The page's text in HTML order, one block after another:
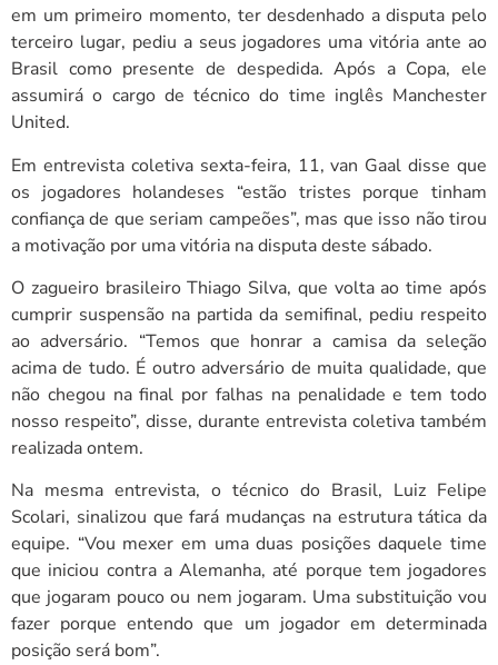
em um primeiro momento, ter desdenhado a disputa pelo
terceiro lugar, pediu a seus jogadores uma vitória ante ao
Brasil como presente de despedida. Após a Copa, ele
assumirá o cargo de técnico do time inglês Manchester
United.
Em entrevista coletiva sexta-feira, 11, van Gaal disse que
os jogadores holandeses “estão tristes porque tinham
confiança de que seriam campeões”, mas que isso não tirou
a motivação por uma vitória na disputa deste sábado.
O zagueiro brasileiro Thiago Silva, que volta ao time após
cumprir suspensão na partida da semifinal, pediu respeito
ao adversário. “Temos que honrar a camisa da seleção
acima de tudo. É outro adversário de muita qualidade, que
não chegou na final por falhas na penalidade e tem todo
nosso respeito”, disse, durante entrevista coletiva também
realizada ontem.
Na mesma entrevista, o técnico do Brasil, Luiz Felipe
Scolari, sinalizou que fará mudanças na estrutura tática da
equipe. “Vou mexer em uma duas posições daquele time
que iniciou contra a Alemanha, até porque tem jogadores
que jogaram pouco ou nem jogaram. Uma substituição vou
fazer porque entendo que um jogador em determinada
posição será bom”.